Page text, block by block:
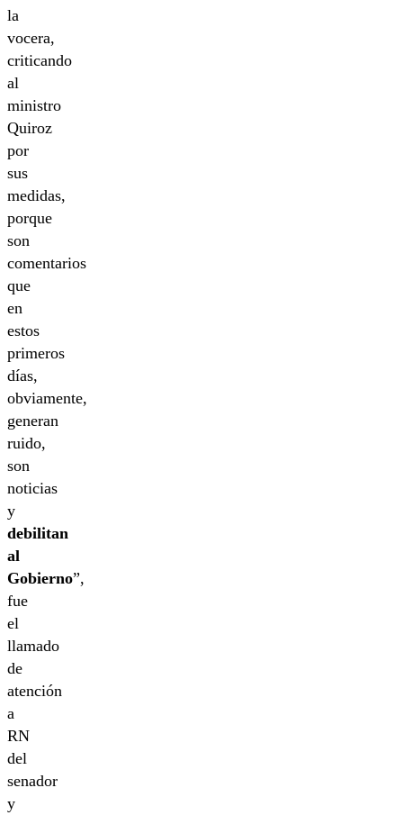
la
vocera,
criticando
al
ministro
Quiroz
por
sus
medidas,
porque
son
comentarios
que
en
estos
primeros
días,
obviamente,
generan
ruido,
son
noticias
y
debilitan
al
Gobierno”,
fue
el
llamado
de
atención
a
RN
del
senador
y